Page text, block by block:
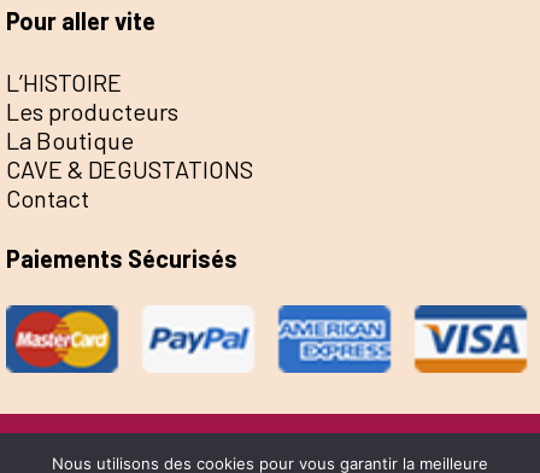
Pour aller vite
L’HISTOIRE
Les producteurs
La Boutique
CAVE & DEGUSTATIONS
Contact
Paiements Sécurisés
@Escale de la Save 2022 - Réalisation Sophie
Nous utilisons des cookies pour vous garantir la meilleure